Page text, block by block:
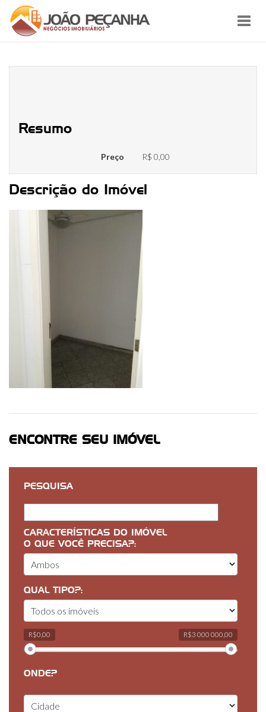
Resumo
Preço R$ 0,00
Descrição do Imóvel
ENCONTRE SEU IMÓVEL
PESQUISA
CARACTERÍSTICAS DO IMÓVEL
O QUE VOCÊ PRECISA?:
QUAL TIPO?:
R$0,00 R$3 000 000,00
ONDE?